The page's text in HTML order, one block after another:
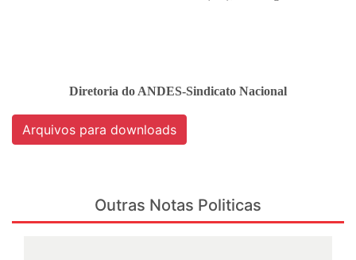
Diretoria do ANDES-Sindicato Nacional
Arquivos para downloads
Outras Notas Politicas